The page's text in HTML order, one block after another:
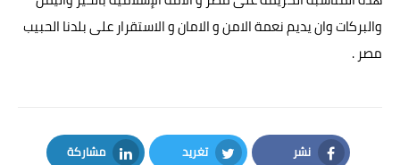
والبركات وان يديم نعمة الامن و الامان و الاستقرار على بلدنا الحبيب
مصر .
نشر تغريد مشاركة